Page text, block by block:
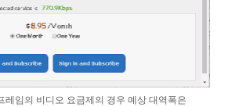
레임의 비디오 요금제의 경우 예상 대역폭은